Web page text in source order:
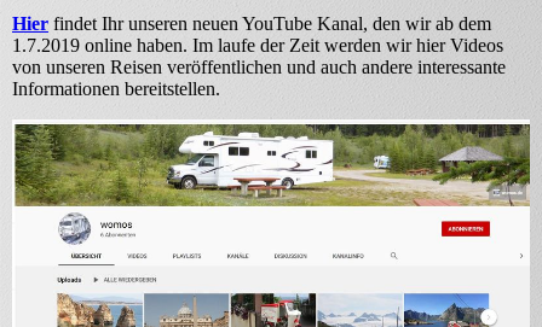
Hier findet Ihr unseren neuen YouTube Kanal, den wir ab dem
1.7.2019 online haben. Im laufe der Zeit werden wir hier Videos
von unseren Reisen veröffentlichen und auch andere interessante
Informationen bereitstellen.